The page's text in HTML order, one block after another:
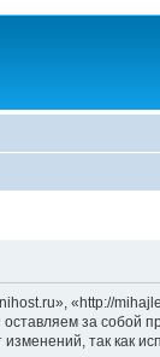
«http://
за собой
так как